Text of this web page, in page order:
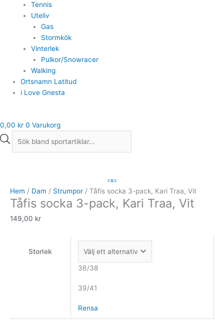
Tennis
Uteliv
Gas
Stormkök
Vinterlek
Pulkor/Snowracer
Walking
Ortsnamn Latitud
i Love Gnesta
0,00 kr 0 Varukorg
Hem / Dam / Strumpor / Tåfis socka 3-pack, Kari Traa, Vit
Tåfis socka 3-pack, Kari Traa, Vit
149,00 kr
Storlek
36/38
39/41
Rensa
3-
pack,
Traa,